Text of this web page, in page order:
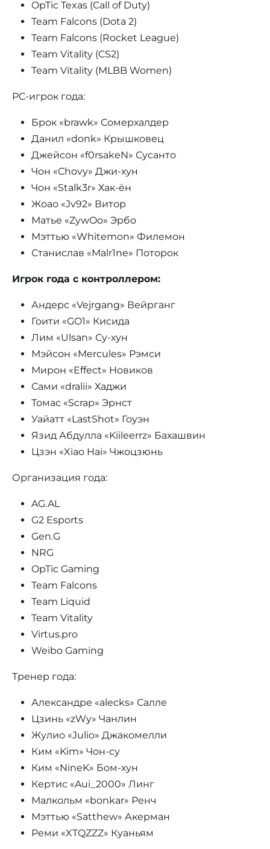
OpTic Texas (Call of Duty)
Team Falcons (Dota 2)
Team Falcons (Rocket League)
Team Vitality (CS2)
Team Vitality (MLBB Women)
PC-игрок года:
Брок «brawk» Сомерхалдер
Данил «donk» Крышковец
Джейсон «f0rsakeN» Сусанто
Чон «Chovy» Джи-хун
Чон «Stalk3r» Хак-ён
Жоао «Jv92» Витор
Матье «ZywOo» Эрбо
Мэттью «Whitemon» Филемон
Станислав «Malr1ne» Поторок
Игрок года с контроллером:
Андерс «Vejrgang» Вейрганг
Гоити «GO1» Кисида
Лим «Ulsan» Су-хун
Мэйсон «Mercules» Рэмси
Мирон «Effect» Новиков
Сами «dralii» Хаджи
Томас «Scrap» Эрнст
Уайатт «LastShot» Гоуэн
Язид Абдулла «Kiileerrz» Бахашвин
Цзэн «Xiao Hai» Чжоцзюнь
Организация года:
AG.AL
G2 Esports
Gen.G
NRG
OpTic Gaming
Team Falcons
Team Liquid
Team Vitality
Virtus.pro
Weibo Gaming
Тренер года:
Александре «alecks» Салле
Цзинь «zWy» Чанлин
Жулио «Julio» Джакомелли
Ким «Kim» Чон-су
Ким «NineK» Бом-хун
Кертис «Aui_2000» Линг
Малкольм «bonkar» Ренч
Мэттью «Satthew» Акерман
Реми «XTQZZZ» Куаньям